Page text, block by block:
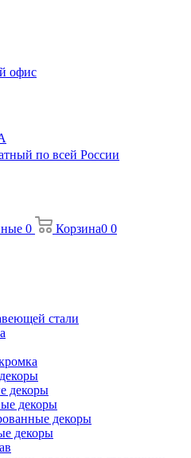
офис
по всей России
0 Корзина0 0
стали
декоры
декоры
декоры
декоры